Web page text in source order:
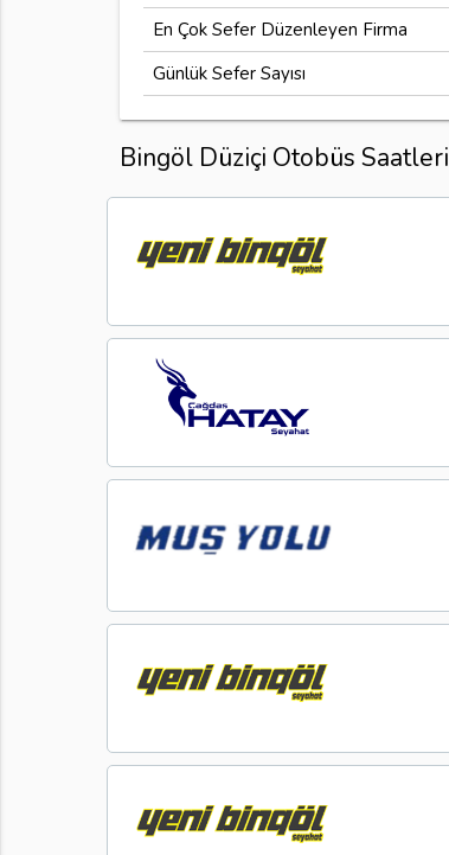
En Çok Sefer Düzenleyen Firma
Günlük Sefer Sayısı
Bingöl Düziçi Otobüs Saatleri